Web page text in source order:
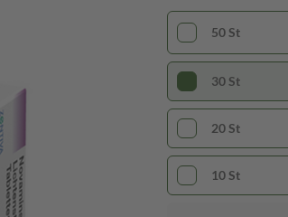
50 St
30 St
20 St
10 St